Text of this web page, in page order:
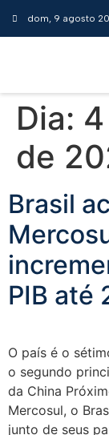
dom, 9 agosto
Dia:
de
Brasil
PIB até
O país é o
o segundo
da China
Mercosul, o
junto de seus